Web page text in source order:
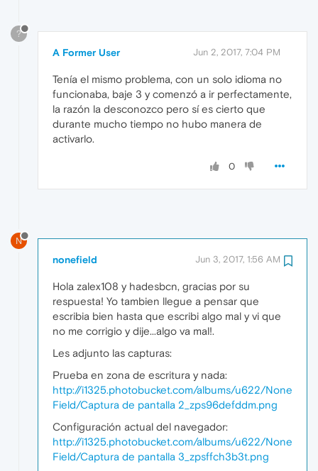
?
A Former User Jun 2, 2017, 7:04 PM
Tenía el mismo problema, con un solo idioma no
funcionaba, baje 3 y comenzó a ir perfectamente,
la razón la desconozco pero sí es cierto que
durante mucho tiempo no hubo manera de
activarlo.
0
N
nonefield Jun 3, 2017, 1:56 AM
Hola zalex108 y hadesbcn, gracias por su
respuesta! Yo tambien llegue a pensar que
escribia bien hasta que escribi algo mal y vi que
no me corrigio y dije...algo va mal!.
Les adjunto las capturas:
Prueba en zona de escritura y nada:
http://i1325.photobucket.com/albums/u622/None
Field/Captura de pantalla 2_zps96defddm.png
Configuración actual del navegador:
http://i1325.photobucket.com/albums/u622/None
Field/Captura de pantalla 3_zpsffch3b3t.png